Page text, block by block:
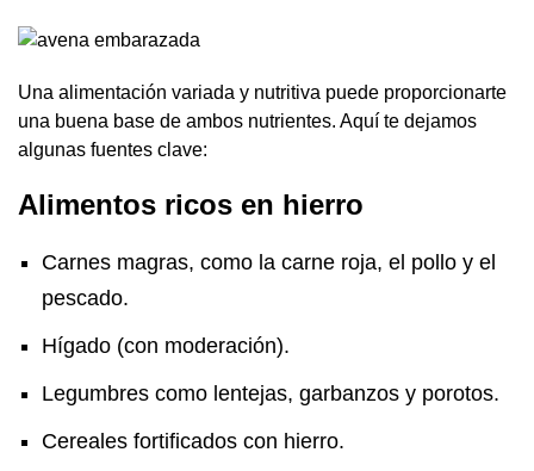
Una alimentación variada y nutritiva puede proporcionarte
una buena base de ambos nutrientes. Aquí te dejamos
algunas fuentes clave:
Alimentos ricos en hierro
Carnes magras, como la carne roja, el pollo y el
pescado.
Hígado (con moderación).
Legumbres como lentejas, garbanzos y porotos.
Cereales fortificados con hierro.